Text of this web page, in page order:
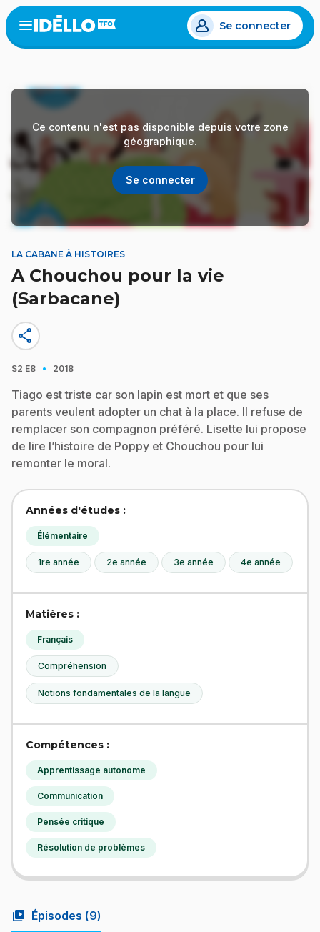
Aller
au
contenu
Open
menu
Se connecter
Ce contenu n'est pas disponible depuis votre zone
géographique.
Se connecter
LA CABANE À HISTOIRES
A Chouchou pour la vie
(Sarbacane)
share
S2 E8 · 2018
Tiago est triste car son lapin est mort et que ses
parents veulent adopter un chat à la place. Il refuse de
remplacer son compagnon préféré. Lisette lui propose
de lire l’histoire de Poppy et Chouchou pour lui
remonter le moral.
Années d'études :
Élémentaire
1re année 2e année 3e année 4e année
Matières :
Français
Compréhension
Notions fondamentales de la langue
Compétences :
Apprentissage autonome
Communication
Pensée critique
Résolution de problèmes
video_library Épisodes (9)